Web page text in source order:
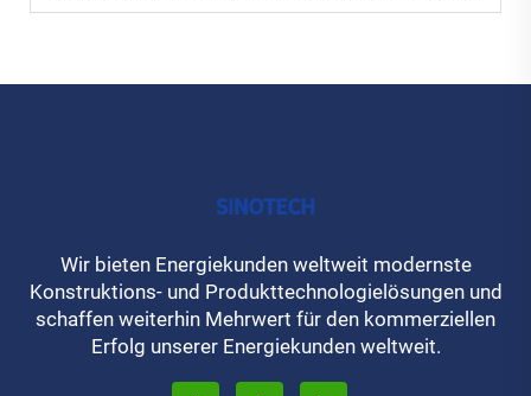
Wir bieten Energiekunden weltweit modernste
Konstruktions- und Produkttechnologielösungen und
schaffen weiterhin Mehrwert für den kommerziellen
Erfolg unserer Energiekunden weltweit.